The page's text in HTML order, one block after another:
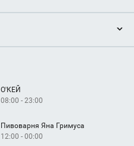
О'КЕЙ
08:00 - 23:00
Пивоварня Яна Гримуса
12:00 - 00:00